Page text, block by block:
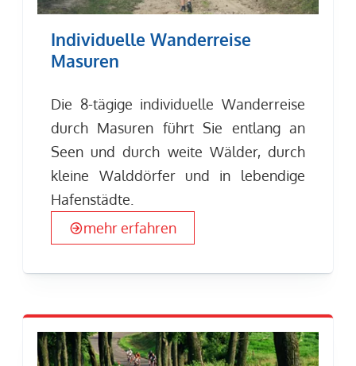
Individuelle Wanderreise
Masuren
Die 8-tägige individuelle Wanderreise
durch Masuren führt Sie entlang an
Seen und durch weite Wälder, durch
kleine Walddörfer und in lebendige
Hafenstädte.
mehr erfahren